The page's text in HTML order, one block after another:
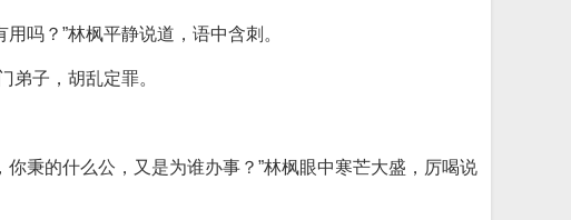
吗？”林枫平静说道，语中含刺。
弟子，胡乱定罪。
秉的什么公，又是为谁办事？”林枫眼中寒芒大盛，厉喝说